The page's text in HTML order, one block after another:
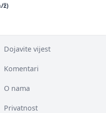
ž)
Dojavite vijest
Komentari
O nama
Privatnost